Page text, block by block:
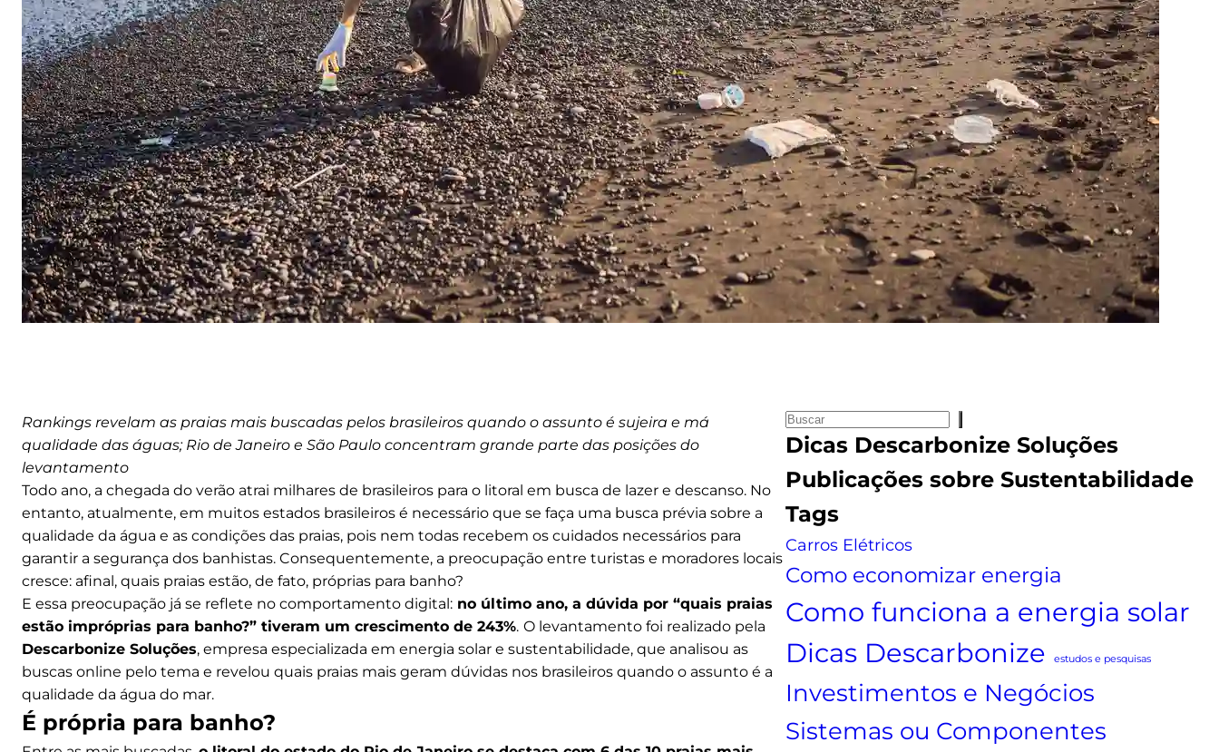
Rankings revelam as praias mais buscadas pelos brasileiros quando o assunto é sujeira e má
qualidade das águas; Rio de Janeiro e São Paulo concentram grande parte das posições do
levantamento
Todo ano, a chegada do verão atrai milhares de brasileiros para o litoral em busca de lazer e descanso. No
entanto, atualmente, em muitos estados brasileiros é necessário que se faça uma busca prévia sobre a
qualidade da água e as condições das praias, pois nem todas recebem os cuidados necessários para
garantir a segurança dos banhistas. Consequentemente, a preocupação entre turistas e moradores locais
cresce: afinal, quais praias estão, de fato, próprias para banho?
E essa preocupação já se reflete no comportamento digital: no último ano, a dúvida por “quais praias
estão impróprias para banho?” tiveram um crescimento de 243%. O levantamento foi realizado pela
Descarbonize Soluções, empresa especializada em energia solar e sustentabilidade, que analisou as
buscas online pelo tema e revelou quais praias mais geram dúvidas nos brasileiros quando o assunto é a
qualidade da água do mar.
É própria para banho?
P
e
q
u
a
Dicas Descarbonize Soluções
Publicações sobreSustentabilidade
Tags
Carros Elétricos
Como economizar energia
Como funciona a energia solar
Dicas Descarbonize
estudos e pesquisas
Investimentos e Negócios
Sistemas ou Componentes